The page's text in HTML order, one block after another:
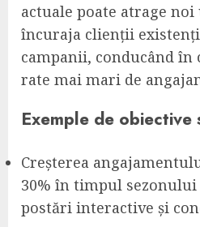
actuale poate atrage
încuraja clienții
campanii, conducând în
rate mai mari de
Exemple de obiective
Creșterea
30% în timpul
postări interactive și